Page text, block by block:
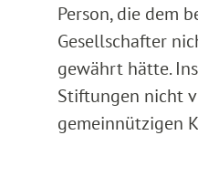
Person, die dem
Gesellschafter
gewährt hätte.
Stiftungen nicht
gemeinnützigen